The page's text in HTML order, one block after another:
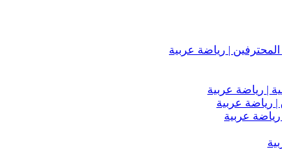
| رياضة عربية
| رياضة عربية
| رياضة عربية